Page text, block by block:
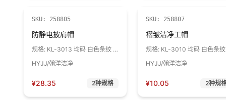
SKU: 258805
防静电披肩帽
规格: KL-3013 均码 白色条纹 1
HYJJ/翰洋洁净
¥28.35 2种规格
SKU: 258807
褶皱洁净工帽
规格: KL-3010 均码 白色条纹
HYJJ/翰洋洁净
¥10.05 2种规